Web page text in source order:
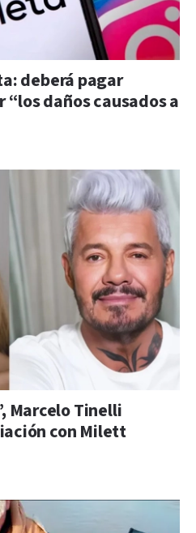
deberá pagar
“los daños causados a
Marcelo Tinelli
con Milett